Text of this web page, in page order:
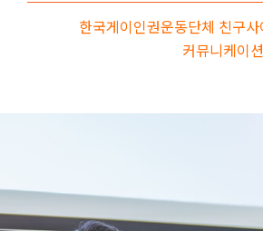
한국게이인권운동단체 친구
커뮤니케이